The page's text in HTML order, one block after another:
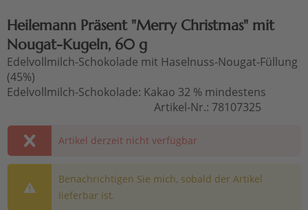
Heilemann Präsent "Merry Christmas" mit
Nougat-Kugeln, 60 g
Edelvollmilch-Schokolade mit Haselnuss-Nougat-Füllung
(45%)
Edelvollmilch-Schokolade: Kakao 32 % mindestens
Artikel-Nr.: 78107325
Artikel derzeit nicht verfügbar
Benachrichtigen Sie mich, sobald der Artikel
lieferbar ist.